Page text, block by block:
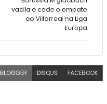
vacila e cede o empate
ao Villarreal na Liga
Europa
BLOGGER DISQUS FACEBOOK